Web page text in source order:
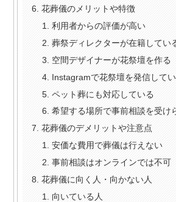
花葬儀のメリットや特徴
利用者からの評価が高い
葬祭ディレクターが在籍してい
空間デザイナーが花祭壇を作る
Instagramで花祭壇を発信して
ペット葬にも対応している
希望する場所で事前相談を受け
花葬儀のデメリットや注意点
安価な費用で葬儀は行えない
事前相談はオンラインでは不可
花葬儀に向く人・向かない人
向いている人